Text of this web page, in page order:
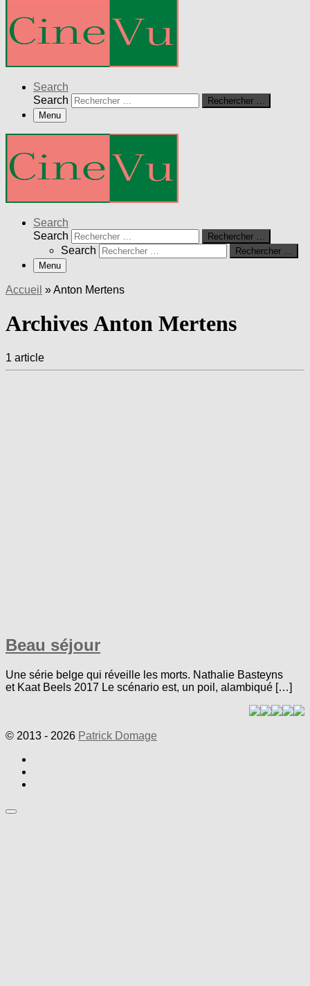
Search
Search
Rechercher …
Menu
Search
Search
Rechercher …
Search
Rechercher …
Menu
Accueil »Anton Mertens
Archives Anton Mertens
1 article
Beau séjour
Une série belge qui réveille les morts. Nathalie Basteyns
et Kaat Beels 2017 Le scénario est, un poil, alambiqué […]
© 2013 - 2026 Patrick Domage